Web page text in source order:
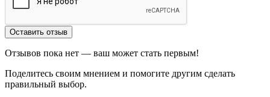
Оставить отзыв
Отзывов пока нет — ваш может стать первым!
Поделитесь своим мнением и помогите другим сделать
правильный выбор.